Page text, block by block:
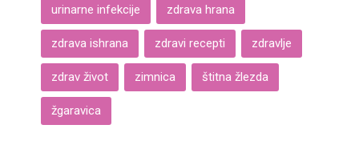
urinarne infekcije zdrava hrana
zdrava ishrana zdravi recepti zdravlje
zdrav život zimnica štitna žlezda
žgaravica